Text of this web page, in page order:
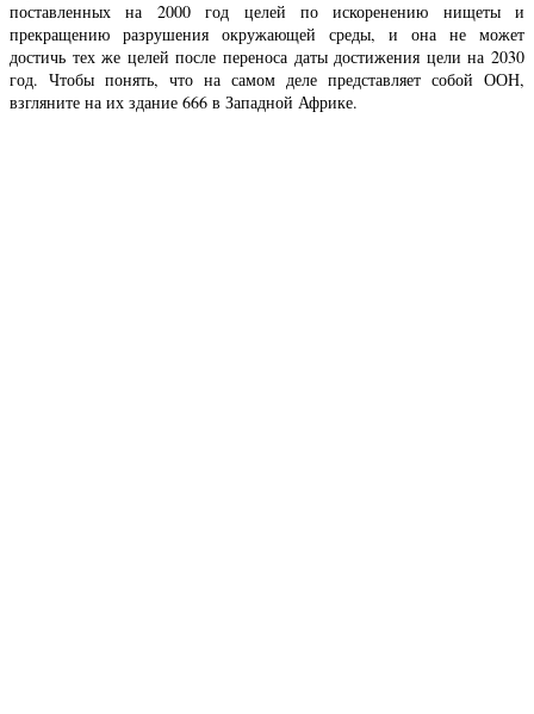
поставленных на 2000 год целей по искоренению нищеты и
прекращению разрушения окружающей среды, и она не может
достичь тех же целей после переноса даты достижения цели на 2030
год. Чтобы понять, что на самом деле представляет собой ООН,
взгляните на их здание 666 в Западной Африке.